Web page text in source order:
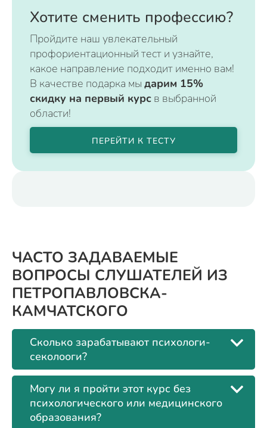
Хотите сменить профессию?
Пройдите наш увлекательный
профориентационный тест и узнайте,
какое направление подходит именно вам!
В качестве подарка мы дарим 15%
скидку на первый курс в выбранной
области!
ПЕРЕЙТИ К ТЕСТУ
ЧАСТО ЗАДАВАЕМЫЕ
ВОПРОСЫ СЛУШАТЕЛЕЙ ИЗ
ПЕТРОПАВЛОВСКА-
КАМЧАТСКОГО
Сколько зарабатывают психологи-
секолооги?
Могу ли я пройти этот курс без
психологического или медицинского
образования?